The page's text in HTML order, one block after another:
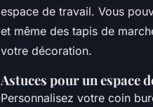
espace de travail. Vous
et même des tapis de
votre décoration.
Astuces pour un espace
Personnalisez votre coin